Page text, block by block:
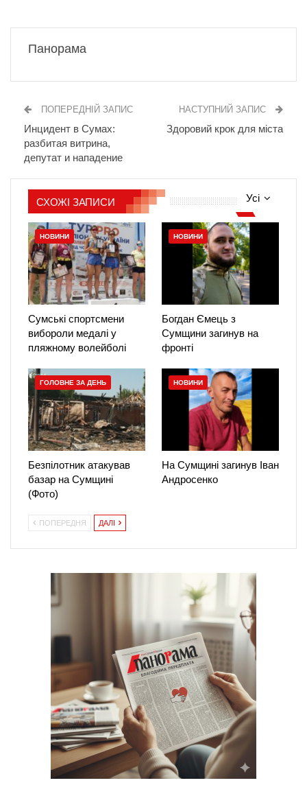
Панорама
ПОПЕРЕДНІЙ ЗАПИС
Инцидент в Сумах:
разбитая витрина,
депутат и нападение
НАСТУПНИЙ ЗАПИС
Здоровий крок для міста
Усі
СХОЖІ ЗАПИСИ
НОВИНИ
Сумські спортсмени
вибороли медалі у
пляжному волейболі
НОВИНИ
Богдан Ємець з
Сумщини загинув на
фронті
ГОЛОВНЕ ЗА ДЕНЬ
Безпілотник атакував
базар на Сумщині
(Фото)
НОВИНИ
На Сумщині загинув Іван
Андросенко
ПОПЕРЕДНЯ ДАЛІ